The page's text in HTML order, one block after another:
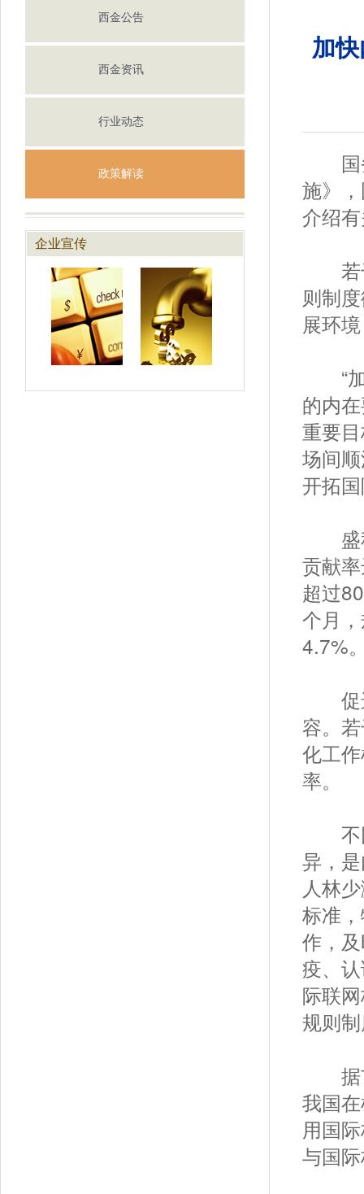
西金公告
西金资讯
行业动态
政策解读
企业宣传
加
国务
施》
介绍
若干
则制
展环
“加
的内
重要
场间
开拓
盛秋
贡献
超过
个月
4.7%
促进
容。
化工
率。
不同
异，
人林
标准
作，
疫、
际联
规则
据市
我国
用国
与国